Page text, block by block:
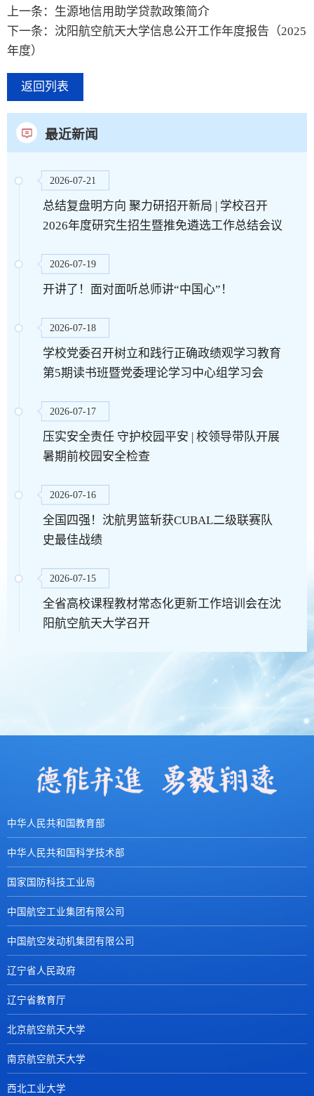
第 2 页
第 3 页
上一条：生源地信用助学贷款政策简介
下一条：沈阳航空航天大学信息公开工作年度报告（2025
年度）
返回列表
最近新闻
2026-07-21
总结复盘明方向 聚力研招开新局 | 学校召开
2026年度研究生招生暨推免遴选工作总结会议
2026-07-19
开讲了！面对面听总师讲“中国心”！
2026-07-18
学校党委召开树立和践行正确政绩观学习教育
第5期读书班暨党委理论学习中心组学习会
2026-07-17
压实安全责任 守护校园平安 | 校领导带队开展
暑期前校园安全检查
2026-07-16
全国四强！沈航男篮斩获CUBAL二级联赛队
史最佳战绩
2026-07-15
全省高校课程教材常态化更新工作培训会在沈
阳航空航天大学召开
中华人民共和国教育部
中华人民共和国科学技术部
国家国防科技工业局
中国航空工业集团有限公司
中国航空发动机集团有限公司
辽宁省人民政府
辽宁省教育厅
北京航空航天大学
南京航空航天大学
西北工业大学